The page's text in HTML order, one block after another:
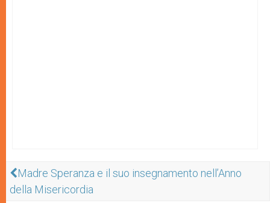
Madre Speranza e il suo insegnamento nell’Anno
della Misericordia